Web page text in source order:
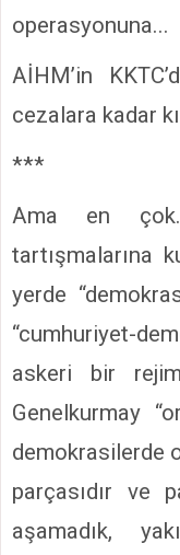
operasyonuna...
AİHM’in
cezalara kadar
***
Ama en
tartışmalarına
yerde
“cumhuriyet-
askeri bir
Genelkurmay
demokrasilerde
parçasıdır ve
aşamadık,